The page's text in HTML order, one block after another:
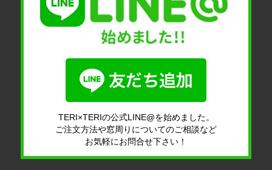
TERI×TERIの公式LINE@を始めました。
ご注文方法や窓周りについてのご相談など
お気軽にお問合せ下さい！